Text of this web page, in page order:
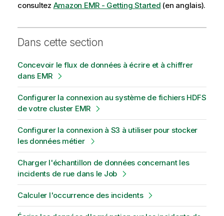
consultez Amazon EMR - Getting Started (en anglais).
Dans cette section
Concevoir le flux de données à écrire et à chiffrer
dans EMR
Configurer la connexion au système de fichiers HDFS
de votre cluster EMR
Configurer la connexion à S3 à utiliser pour stocker
les données métier
Charger l'échantillon de données concernant les
incidents de rue dans le Job
Calculer l'occurrence des incidents